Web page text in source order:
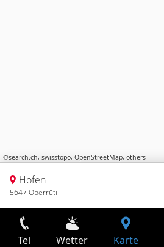
©search.ch, swisstopo, OpenStreetMap, others
Höfen
5647 Oberrüti
Tel Wetter Karte